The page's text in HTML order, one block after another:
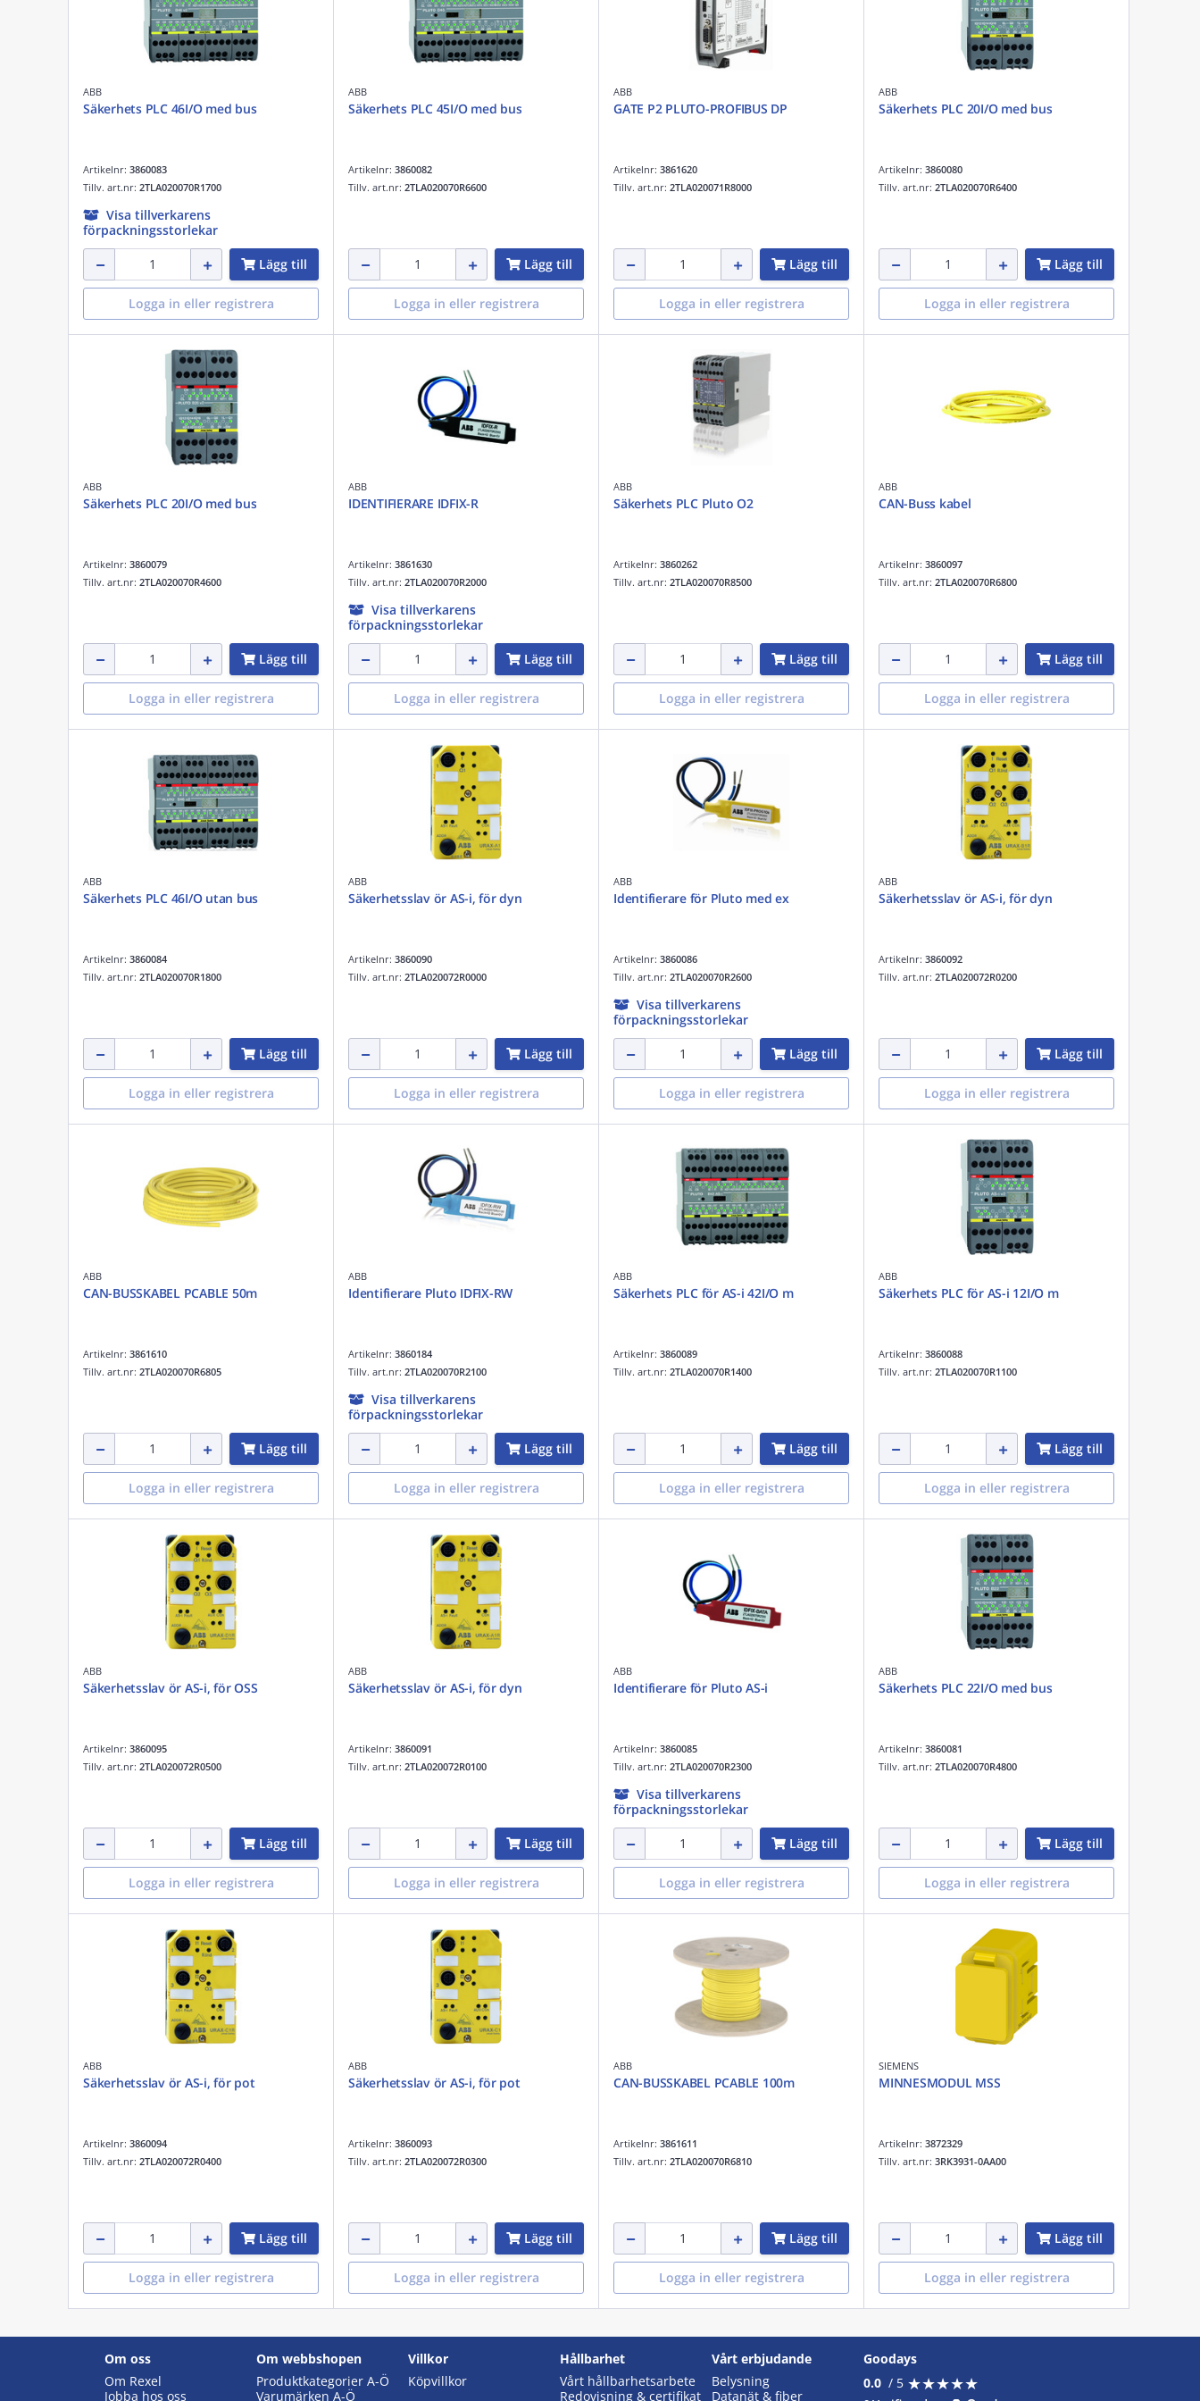
ABB
Säkerhets PLC 46I/O med bus
Artikelnr: 3860083
Tillv. art.nr: 2TLA020070R1700
Visa tillverkarens
förpackningsstorlekar
Lägg till
Logga in eller registrera
ABB
Säkerhets PLC 45I/O med bus
Artikelnr: 3860082
Tillv. art.nr: 2TLA020070R6600
Lägg till
Logga in eller registrera
ABB
GATE P2 PLUTO-PROFIBUS DP
Artikelnr: 3861620
Tillv. art.nr: 2TLA020071R8000
Lägg till
Logga in eller registrera
ABB
Säkerhets PLC 20I/O med bus
Artikelnr: 3860080
Tillv. art.nr: 2TLA020070R6400
Lägg till
Logga in eller registrera
ABB
Säkerhets PLC 20I/O med bus
Artikelnr: 3860079
Tillv. art.nr: 2TLA020070R4600
Lägg till
Logga in eller registrera
ABB
IDENTIFIERARE IDFIX-R
Artikelnr: 3861630
Tillv. art.nr: 2TLA020070R2000
Visa tillverkarens
förpackningsstorlekar
Lägg till
Logga in eller registrera
ABB
Säkerhets PLC Pluto O2
Artikelnr: 3860262
Tillv. art.nr: 2TLA020070R8500
Lägg till
Logga in eller registrera
ABB
CAN-Buss kabel
Artikelnr: 3860097
Tillv. art.nr: 2TLA020070R6800
Lägg till
Logga in eller registrera
ABB
Säkerhets PLC 46I/O utan bus
Artikelnr: 3860084
Tillv. art.nr: 2TLA020070R1800
Lägg till
Logga in eller registrera
ABB
Säkerhetsslav ör AS-i, för dyn
Artikelnr: 3860090
Tillv. art.nr: 2TLA020072R0000
Lägg till
Logga in eller registrera
ABB
Identifierare för Pluto med ex
Artikelnr: 3860086
Tillv. art.nr: 2TLA020070R2600
Visa tillverkarens
förpackningsstorlekar
Lägg till
Logga in eller registrera
ABB
Säkerhetsslav ör AS-i, för dyn
Artikelnr: 3860092
Tillv. art.nr: 2TLA020072R0200
Lägg till
Logga in eller registrera
ABB
CAN-BUSSKABEL PCABLE 50m
Artikelnr: 3861610
Tillv. art.nr: 2TLA020070R6805
Lägg till
Logga in eller registrera
ABB
Identifierare Pluto IDFIX-RW
Artikelnr: 3860184
Tillv. art.nr: 2TLA020070R2100
Visa tillverkarens
förpackningsstorlekar
Lägg till
Logga in eller registrera
ABB
Säkerhets PLC för AS-i 42I/O m
Artikelnr: 3860089
Tillv. art.nr: 2TLA020070R1400
Lägg till
Logga in eller registrera
ABB
Säkerhets PLC för AS-i 12I/O m
Artikelnr: 3860088
Tillv. art.nr: 2TLA020070R1100
Lägg till
Logga in eller registrera
ABB
Säkerhetsslav ör AS-i, för OSS
Artikelnr: 3860095
Tillv. art.nr: 2TLA020072R0500
Lägg till
Logga in eller registrera
ABB
Säkerhetsslav ör AS-i, för dyn
Artikelnr: 3860091
Tillv. art.nr: 2TLA020072R0100
Lägg till
Logga in eller registrera
ABB
Identifierare för Pluto AS-i
Artikelnr: 3860085
Tillv. art.nr: 2TLA020070R2300
Visa tillverkarens
förpackningsstorlekar
Lägg till
Logga in eller registrera
ABB
Säkerhets PLC 22I/O med bus
Artikelnr: 3860081
Tillv. art.nr: 2TLA020070R4800
Lägg till
Logga in eller registrera
ABB
Säkerhetsslav ör AS-i, för pot
Artikelnr: 3860094
Tillv. art.nr: 2TLA020072R0400
Lägg till
Logga in eller registrera
ABB
Säkerhetsslav ör AS-i, för pot
Artikelnr: 3860093
Tillv. art.nr: 2TLA020072R0300
Lägg till
Logga in eller registrera
ABB
CAN-BUSSKABEL PCABLE 100m
Artikelnr: 3861611
Tillv. art.nr: 2TLA020070R6810
Lägg till
Logga in eller registrera
SIEMENS
MINNESMODUL MSS
Artikelnr: 3872329
Tillv. art.nr: 3RK3931-0AA00
Lägg till
Logga in eller registrera
Om oss
Om Rexel
Jobba hos oss
Om webbshopen
Produktkategorier A-Ö
Varumärken A-Ö
Villkor
Köpvillkor
Hållbarhet
Vårt hållbarhetsarbete
Redovisning & certifikat
Vårt erbjudande
Belysning
Datanät & fiber
Goodays
0.0 / 5 ★★★★★
★★★★★